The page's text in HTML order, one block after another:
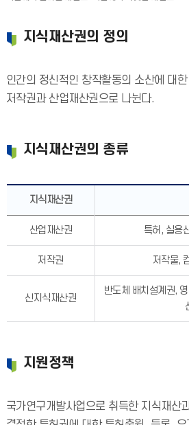
지식재산권의 정의
인간의 정신적인 창작활동의 소산에 대
저작권과 산업재산권으로 나뉜다.
지식재산권의 종류
지식재산권
산업재산권 특허, 실용
저작권 저작물,
신지식재산권
반도체 배치설계권,
지원정책
국가연구개발사업으로 취득한 지식재산